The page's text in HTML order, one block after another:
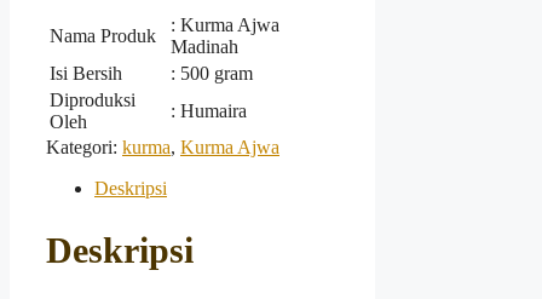
Nama Produk
: Kurma Ajwa
Madinah
Isi Bersih
: 500 gram
Diproduksi
Oleh
: Humaira
Kategori: kurma, Kurma Ajwa
Deskripsi
Deskripsi